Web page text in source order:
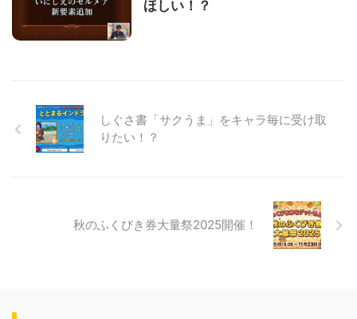
ほしい！？
しぐさ書「サクうま」をキャラ毎に受け取
りたい！？
秋のふくびき券大量祭2025開催！